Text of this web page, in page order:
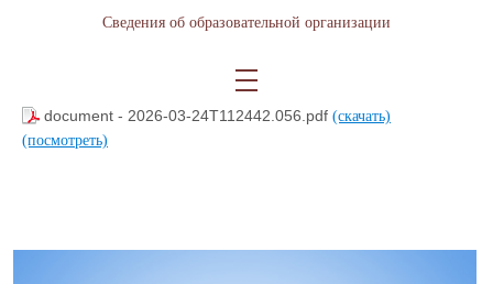
document - 2026-03-24T112439.167.pdf
document - 2026-03-24T112442.056.pdf (скачать)
(посмотреть)
Сведения об образовательной организации